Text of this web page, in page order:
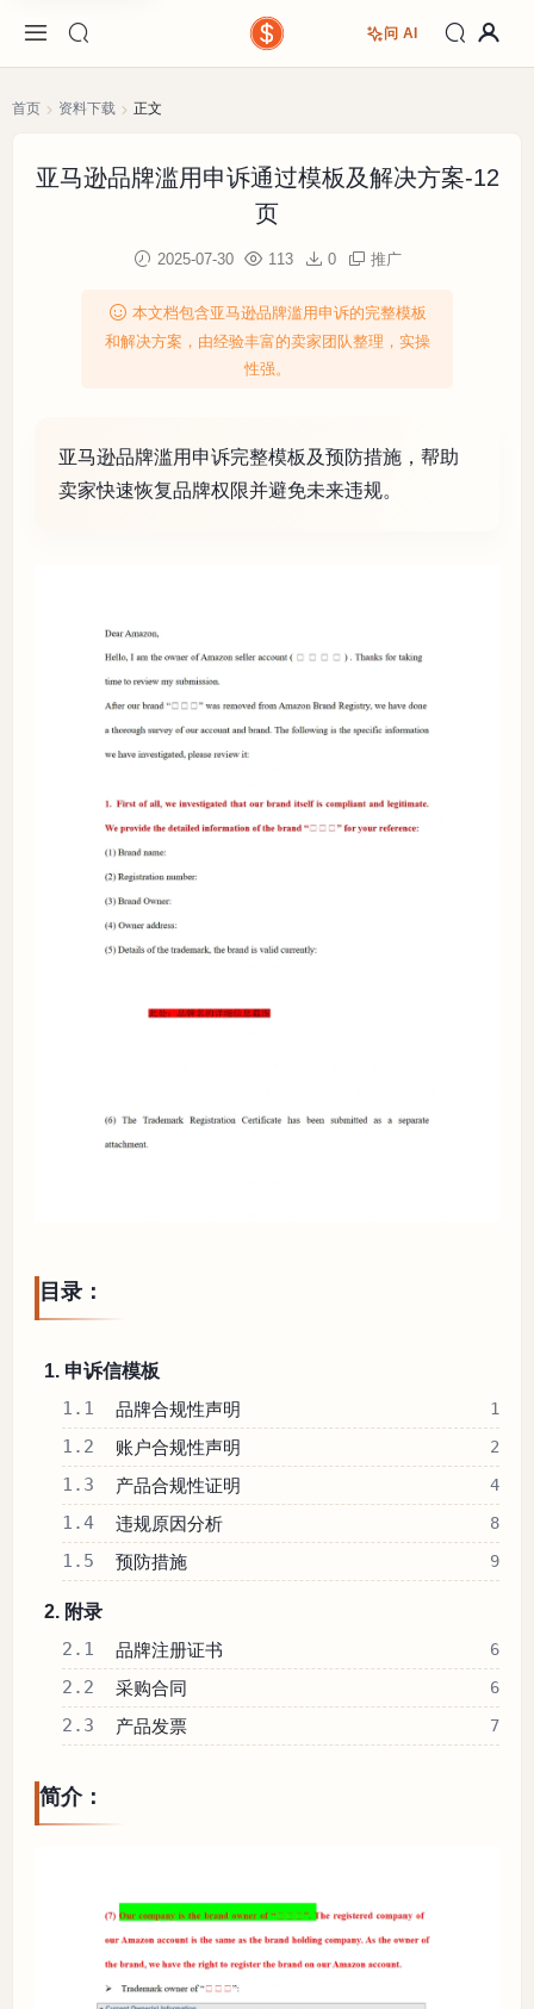
问 AI
首页 资料下载 正文
亚马逊品牌滥用申诉通过模板及解决方案-12
页
2025-07-30 113 0 推广
本文档包含亚马逊品牌滥用申诉的完整模板
和解决方案，由经验丰富的卖家团队整理，实操
性强。
亚马逊品牌滥用申诉完整模板及预防措施，帮助
卖家快速恢复品牌权限并避免未来违规。
目录：
1. 申诉信模板
1.1 品牌合规性声明 1
1.2 账户合规性声明 2
1.3 产品合规性证明 4
1.4 违规原因分析 8
1.5 预防措施 9
2. 附录
2.1 品牌注册证书 6
2.2 采购合同 6
2.3 产品发票 7
简介：